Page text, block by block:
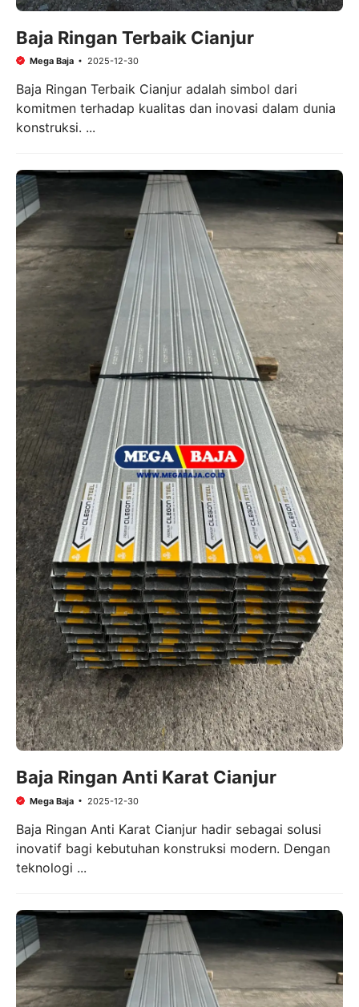
Baja Ringan Terbaik Cianjur
Mega Baja 2025-12-30
Baja Ringan Terbaik Cianjur adalah simbol dari
komitmen terhadap kualitas dan inovasi dalam dunia
konstruksi. ...
Baja Ringan Anti Karat Cianjur
Mega Baja 2025-12-30
Baja Ringan Anti Karat Cianjur hadir sebagai solusi
inovatif bagi kebutuhan konstruksi modern. Dengan
teknologi ...